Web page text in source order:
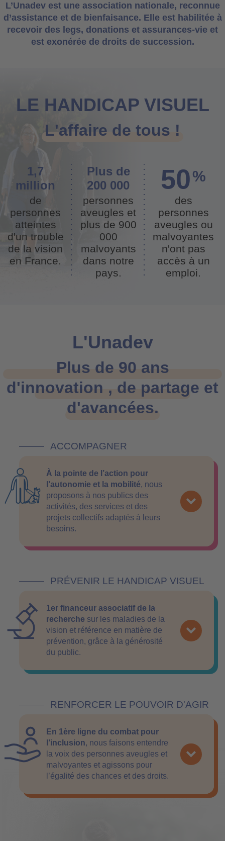
L’Unadev est une association nationale, reconnue
d’assistance et de bienfaisance. Elle est habilitée à
recevoir des legs, donations et assurances-vie et
est exonérée de droits de succession.
LE HANDICAP VISUEL
L'affaire de tous !
1,7
million
de
personnes
atteintes
d'un trouble
de la vision
en France.
Plus de
200 000
personnes
aveugles et
plus de 900
000
malvoyants
dans notre
pays.
50%
des
personnes
aveugles ou
malvoyantes
n'ont pas
accès à un
emploi.
L'Unadev
Plus de 90 ans
d'innovation , de partage et
d'avancées.
ACCOMPAGNER
À la pointe de l’action pour
l’autonomie et la mobilité, nous
proposons à nos publics des
activités, des services et des
projets collectifs adaptés à leurs
besoins.
PRÉVENIR LE HANDICAP VISUEL
1er financeur associatif de la
recherche sur les maladies de la
vision et référence en matière de
prévention, grâce à la générosité
du public.
RENFORCER LE POUVOIR D'AGIR
En 1ère ligne du combat pour
l’inclusion, nous faisons entendre
la voix des personnes aveugles et
malvoyantes et agissons pour
l’égalité des chances et des droits.